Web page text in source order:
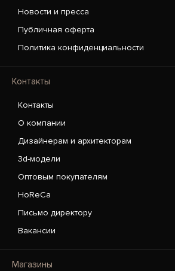
Новости и пресса
Публичная оферта
Политика конфиденциальности
Контакты
Контакты
О компании
Дизайнерам и архитекторам
3d-модели
Оптовым покупателям
HoReCa
Письмо директору
Вакансии
Магазины